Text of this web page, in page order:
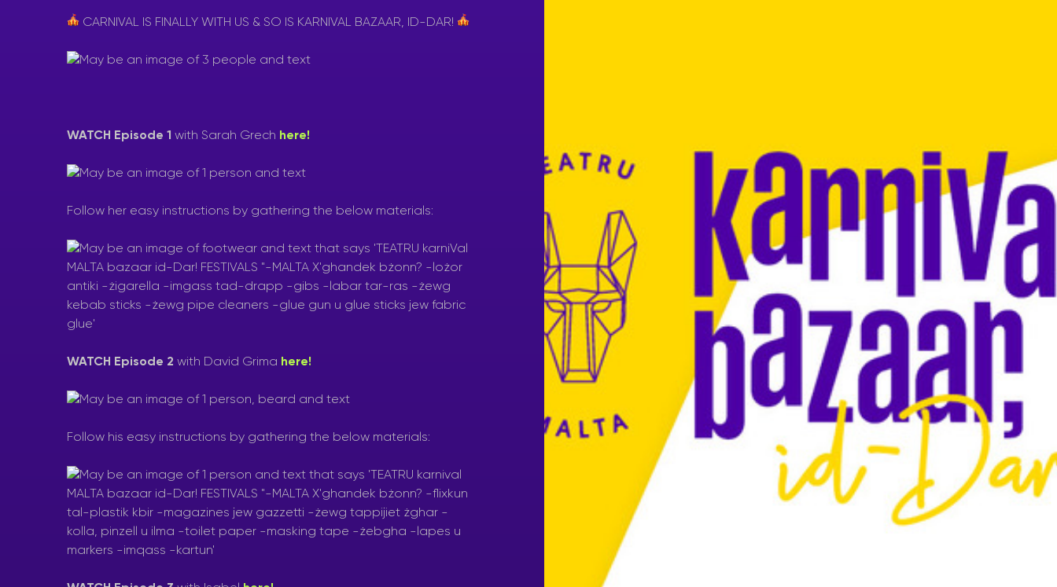
CARNIVAL IS FINALLY WITH US & SO IS KARNIVAL BAZAAR, ID-DAR!
WATCH Episode 1 with Sarah Grech here!
Follow her easy instructions by gathering the below materials:
WATCH Episode 2with David Grima here!
Follow his easy instructions by gathering the below materials: